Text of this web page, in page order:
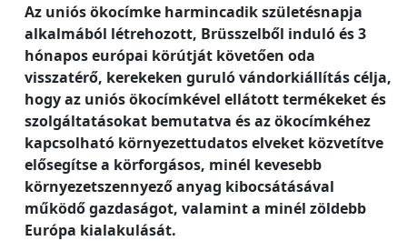
Az uniós ökocímke harmincadik születésnapja
alkalmából létrehozott, Brüsszelből induló és 3
hónapos európai körútját követően oda
visszatérő, kerekeken guruló vándorkiállítás célja,
hogy az uniós ökocímkével ellátott termékeket és
szolgáltatásokat bemutatva és az ökocímkéhez
kapcsolható környezettudatos elveket közvetítve
elősegítse a körforgásos, minél kevesebb
környezetszennyező anyag kibocsátásával
működő gazdaságot, valamint a minél zöldebb
Európa kialakulását.